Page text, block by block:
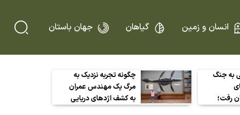
انسان و زمین گیاهان جهان باستان
به جنگ
رفت؛
چگونه تجربه نزدیک به
مرگ یک مهندس عمران
به کشف اژد‌های دریایی